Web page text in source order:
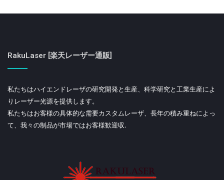
RakuLaser [楽天レーザー通販]
私たちはハイエンドレーザの研究開発と生産、科学研究と工業生産によ
りレーザー光源を提供します。
私たちはお客様の具体的な需要カスタムレーザ、長年の積み重ねによっ
て、我々の制品が市場ではお客様歓迎収.